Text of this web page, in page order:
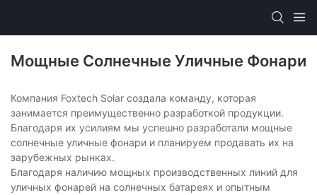
Мощные Солнечные Уличные Фонари
Компания Foxtech Solar создала команду, которая
занимается преимущественно разработкой продукции.
Благодаря их усилиям мы успешно разработали мощные
солнечные уличные фонари и планируем продавать их на
зарубежных рынках.
Благодаря наличию мощных производственных линий для
уличных фонарей на солнечных батареях и опытным